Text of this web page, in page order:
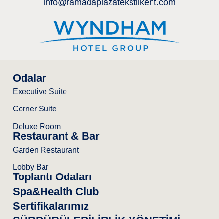
Odalar
Executive Suite
Corner Suite
Deluxe Room
Restaurant & Bar
Garden Restaurant
Lobby Bar
Toplantı Odaları
Spa&Health Club
Sertifikalarımız
info@ramadaplazatekstilkent.com